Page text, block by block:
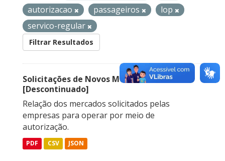
autorizacao
passageiros
lop
servico-regular
Filtrar Resultados
Solicitações de Novos Mercados
[Descontinuado]
Relação dos mercados solicitados pelas
empresas para operar por meio de
autorização.
PDF CSV JSON